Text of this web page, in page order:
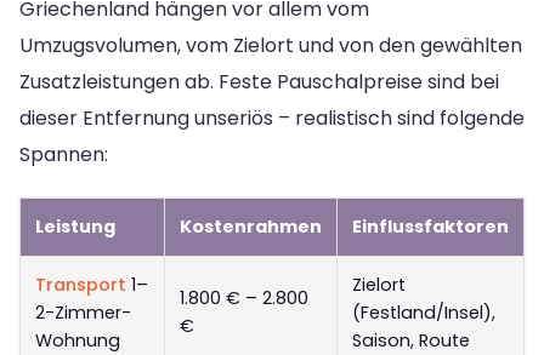
Griechenland hängen vor allem vom
Umzugsvolumen, vom Zielort und von den gewählten
Zusatzleistungen ab. Feste Pauschalpreise sind bei
dieser Entfernung unseriös – realistisch sind folgende
Spannen:
Leistung Kostenrahmen Einflussfaktoren
Transport 1–
2-Zimmer-
Wohnung
1.800 € – 2.800
€
Zielort
(Festland/Insel),
Saison, Route